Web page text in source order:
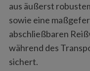
aus äußerst
sowie eine
abschließbaren
während des
sichert.